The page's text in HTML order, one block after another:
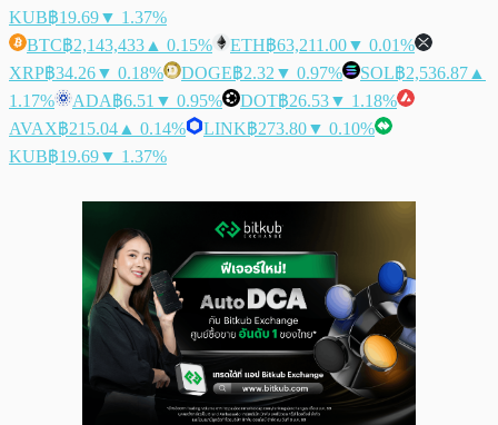
KUB฿19.69▼ 1.37%
BTC฿2,143,433 ▲ 0.15% ETH฿63,211.00▼ 0.01%
XRP฿34.26▼ 0.18% DOGE฿2.32 ▼ 0.97% SOL฿2,536.87 ▲
1.17%
ADA฿6.51 ▼ 0.95% DOT฿26.53▼ 1.18%
AVAX฿215.04 ▲ 0.14% LINK฿273.80▼ 0.10%
KUB฿19.69▼ 1.37%